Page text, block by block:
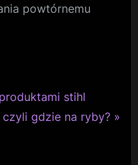
powtórnemu
stihl
gdzie na ryby?